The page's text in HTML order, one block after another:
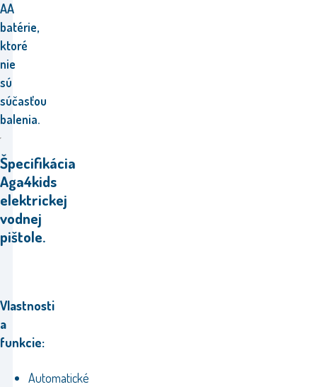
AA
batérie,
ktoré
nie
sú
súčasťou
balenia.
Špecifikácia
Aga4kids
elektrickej
vodnej
pištole.
Vlastnosti
a
funkcie:
Automatické